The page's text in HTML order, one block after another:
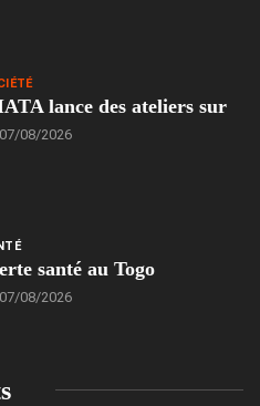
lance des ateliers sur
07/08/2026
santé au Togo
07/08/2026